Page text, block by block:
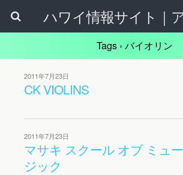
Tags › バイオリン
2011年7月23日
CK VIOLINS
2011年7月23日
マサキ スクール オブ ミュー
ジック